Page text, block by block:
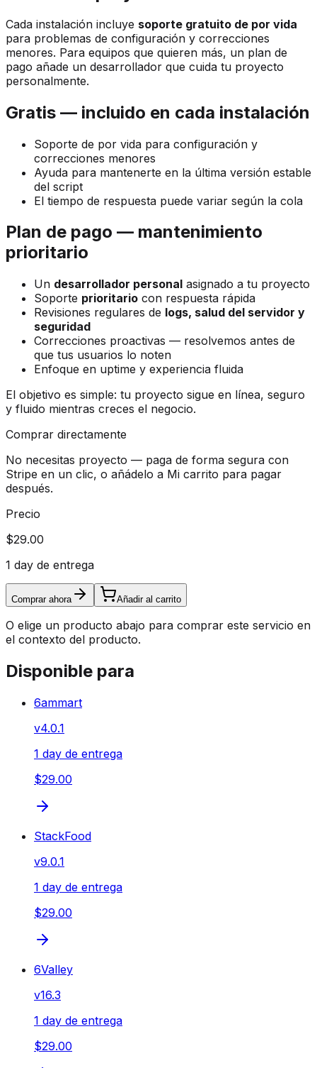
Cada instalación incluye soporte gratuito de por vida
para problemas de configuración y correcciones
menores. Para equipos que quieren más, un plan de
pago añade un desarrollador que cuida tu proyecto
personalmente.
Gratis — incluido en cada instalación
Soporte de por vida para configuración y
correcciones menores
Ayuda para mantenerte en la última versión estable
del script
El tiempo de respuesta puede variar según la cola
Plan de pago — mantenimiento
prioritario
Un desarrollador personal asignado a tu proyecto
Soporte prioritario con respuesta rápida
Revisiones regulares de logs, salud del servidor y
seguridad
Correcciones proactivas — resolvemos antes de
que tus usuarios lo noten
Enfoque en uptime y experiencia fluida
El objetivo es simple: tu proyecto sigue en línea, seguro
y fluido mientras creces el negocio.
Comprar directamente
No necesitas proyecto — paga de forma segura con
Stripe en un clic, o añádelo a Mi carrito para pagar
después.
Precio
$29.00
1 day de entrega
Comprar ahora Añadir al carrito
O elige un producto abajo para comprar este servicio en
el contexto del producto.
Disponible para
6ammart
v4.0.1
1 day de entrega
$29.00
StackFood
v9.0.1
1 day de entrega
$29.00
6Valley
v16.3
1 day de entrega
$29.00